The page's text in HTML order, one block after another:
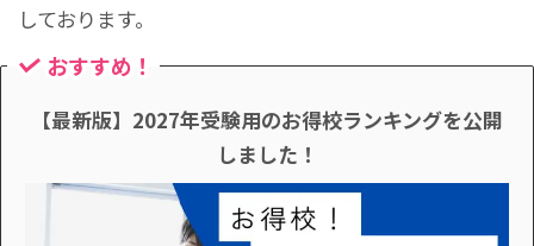
しております。
おすすめ！
【最新版】2027年受験用のお得校ランキングを公開
しました！